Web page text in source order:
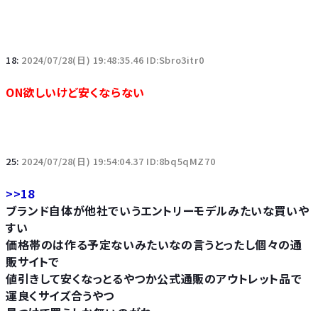
18: 2024/07/28(日) 19:48:35.46 ID:Sbro3itr0
ON欲しいけど安くならない
25: 2024/07/28(日) 19:54:04.37 ID:8bq5qMZ70
>>18
ブランド自体が他社でいうエントリーモデルみたいな買いや
すい
価格帯のは作る予定ないみたいなの言うとったし個々の通
販サイトで
値引きして安くなっとるやつか公式通販のアウトレット品で
運良くサイズ合うやつ